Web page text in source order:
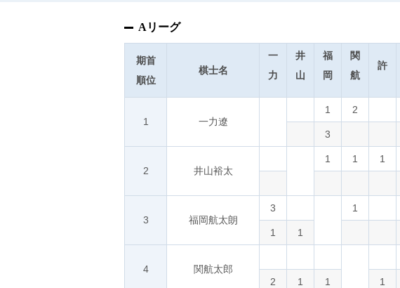
Aリーグ
期首
順位
棋士名
一
力
井
山
福
岡
関
航
許
1 一力遼
1 2
3
2 井山裕太
1 1 1
3 福岡航太朗
3 1
1
1
4 関航太郎
2
1 1 1